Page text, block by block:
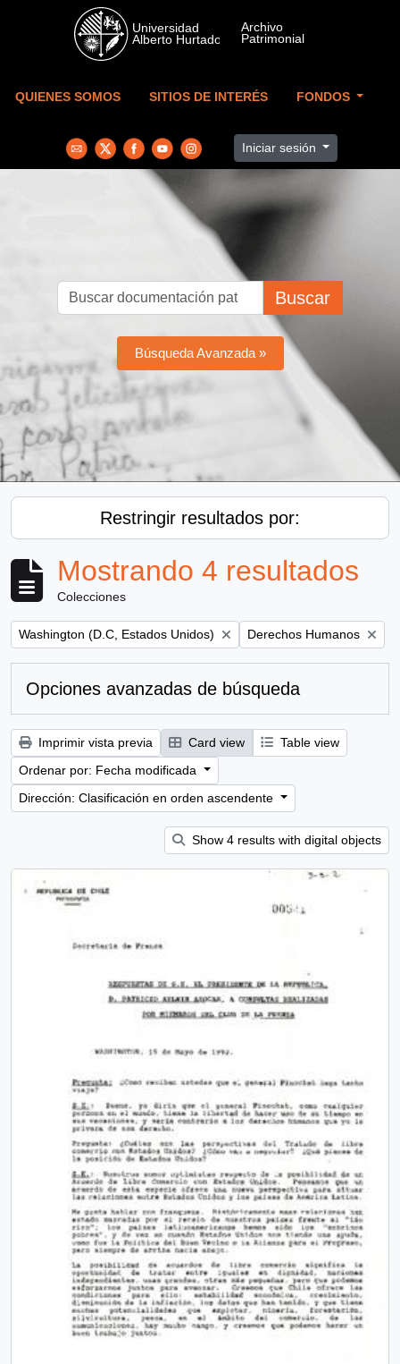
Skip to main content
QUIENES SOMOS SITIOS DE INTERÉS FONDOS
Iniciar sesión
Buscar
Búsqueda Avanzada »
Restringir resultados por:
Mostrando 4 resultados
Colecciones
Remove filter:
Washington (D.C, Estados Unidos) Remove filter:
Derechos Humanos
Opciones avanzadas de búsqueda
Imprimir vista previa Card view
Table view
Ordenar por: Fecha modificada
Dirección: Clasificación en orden ascendente
Show 4 results with digital objects